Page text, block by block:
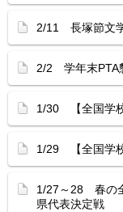
2/11 長塚節文
2/2 学年末PTA
1/30 【全国学
1/29 【全国学
1/27～28 春の
県代表決定戦